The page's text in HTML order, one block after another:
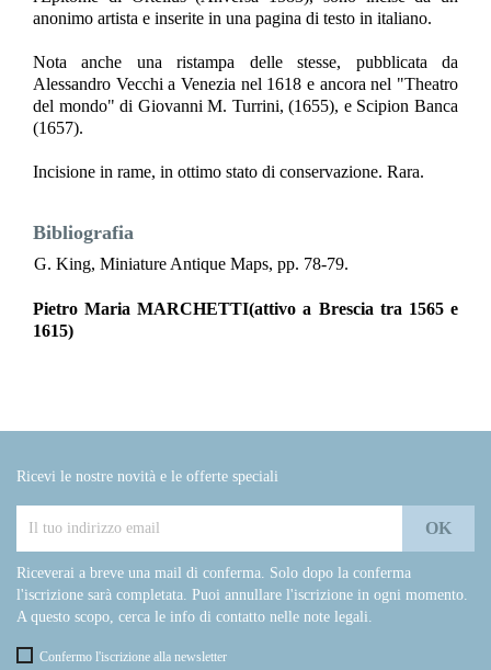
anonimo artista e inserite in una pagina di testo in italiano.
Nota anche una ristampa delle stesse, pubblicata da
Alessandro Vecchi a Venezia nel 1618 e ancora nel "Theatro
del mondo" di Giovanni M. Turrini, (1655), e Scipion Banca
(1657).
Incisione in rame, in ottimo stato di conservazione. Rara.
Bibliografia
G. King, Miniature Antique Maps, pp. 78-79.
Pietro Maria MARCHETTI(attivo a Brescia tra 1565 e
1615)
Ricevi le nostre novità e le offerte speciali
Riceverai a breve una mail di conferma. Solo dopo la conferma
l'iscrizione sarà completata. Puoi annullare l'iscrizione in ogni momento.
A questo scopo, cerca le info di contatto nelle note legali.
Confermo l'iscrizione alla newsletter